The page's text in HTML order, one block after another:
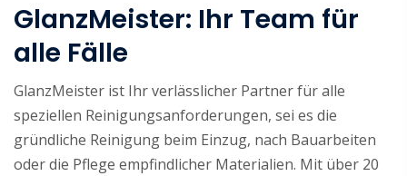
GlanzMeister: Ihr Team für
alle Fälle
GlanzMeister ist Ihr verlässlicher Partner für alle
speziellen Reinigungsanforderungen, sei es die
gründliche Reinigung beim Einzug, nach Bauarbeiten
oder die Pflege empfindlicher Materialien. Mit über 20